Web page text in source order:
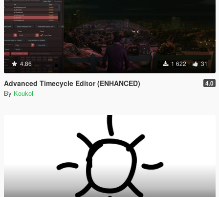
4.86 1 622 31
Advanced Timecycle Editor (ENHANCED) 4.0
By Koukol